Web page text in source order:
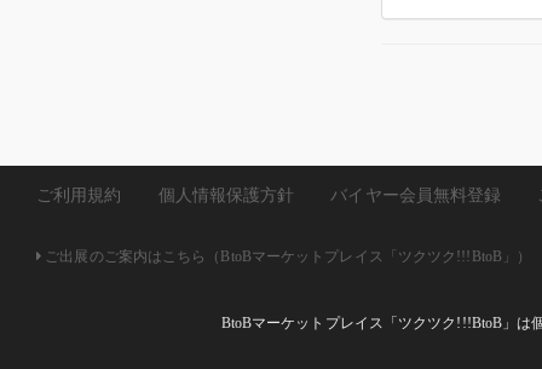
ご利用規約 個人情報保護方針 バイヤー会員無料登録
ご出展のご案内はこちら（BtoBマーケットプレイス「ツクツク!!!BtoB」）
BtoBマーケットプレイス「ツクツク!!!BtoB」は